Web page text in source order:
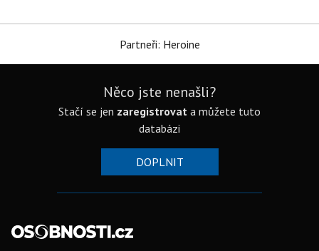
Partneři: Heroine
Něco jste nenašli?
Stačí se jen zaregistrovat a můžete tuto
databázi
DOPLNIT